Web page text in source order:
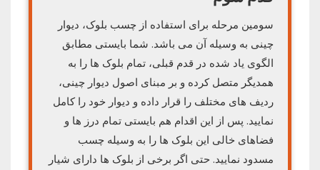
سومین مرحله برای استفاده از چسب بلوک، دیوار
چینی به وسیله آن می باشد. شما بایستی مطابق
الگوی یاد شده در قدم قبلی، تمام بلوک ها را به
همدیگر متصل کرده و بر مبنای اصول دیوار چینی،
ردیف های مختلف را قرار داده و دیوار خود را کامل
نمایید. پس از این اقدام هم بایستی تمام درز ها و
فضاهای خالی این بلوک ها را به وسیله چسب
مسدود نمایید. حتی اگر برخی از بلوک ها دارای شیار